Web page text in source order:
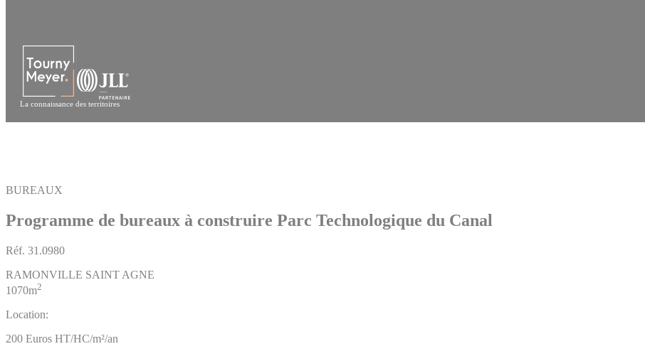
La connaissance des territoires
BUREAUX
Programme de bureaux à construire Parc Technologique du Canal
Réf. 31.0980
RAMONVILLE SAINT AGNE
1070m2
Location:
200 Euros HT/HC/m²/an